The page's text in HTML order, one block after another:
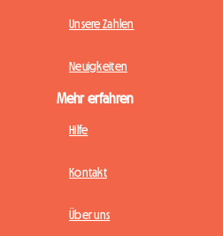
Unsere Zahlen
Neuigkeiten
Mehr erfahren
Hilfe
Kontakt
Über uns